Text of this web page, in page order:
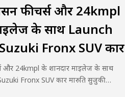
फीचर्स और 24kmpl
के साथ Launch
Fronx SUV कार
और 24kmpl के शानदार माइलेज के साथ
Fronx SUV कार मारुति सुजुकी…